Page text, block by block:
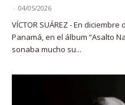
- 04/05/2026
VÍCTOR SUÁREZ - En
Panamá, en el álbum “Asalto
sonaba mucho su...